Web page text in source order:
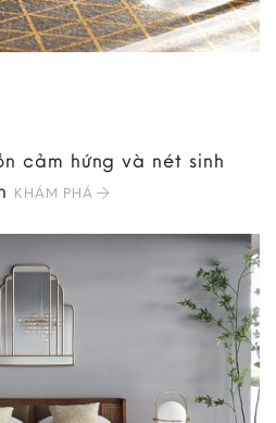
cảm hứng và nét sinh
KHÁM PHÁ